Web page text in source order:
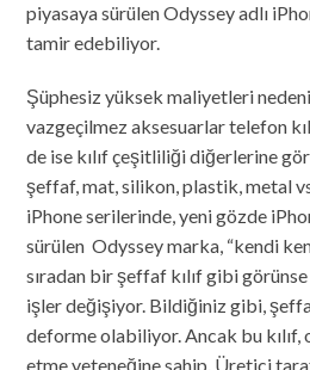
piyasaya sürülen Odyssey adlı
tamir edebiliyor.
Şüphesiz yüksek maliyetleri
vazgeçilmez aksesuarlar telefon
de ise kılıf çeşitliliği diğerlerine
şeffaf, mat, silikon, plastik, metal
iPhone serilerinde, yeni gözde
sürülen Odyssey marka, “kendi
sıradan bir şeffaf kılıf gibi
işler değişiyor. Bildiğiniz gibi,
deforme olabiliyor. Ancak bu
etme yeteneğine sahip. Üretici